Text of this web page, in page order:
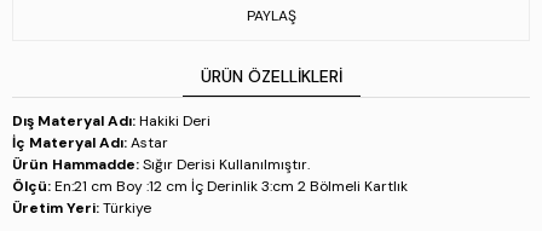
PAYLAŞ
ÜRÜN ÖZELLIKLERI
Dış Materyal Adı:Hakiki Deri
İç Materyal Adı:Astar
Ürün Hammadde:Sığır Derisi Kullanılmıştır.
Ölçü:En:21 cm Boy :12 cm İç Derinlik 3:cm 2 Bölmeli Kartlık
Üretim Yeri:Türkiye